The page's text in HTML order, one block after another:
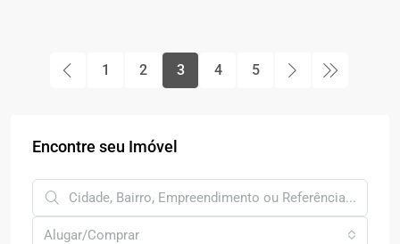
1 2 3 4 5
Encontre seu Imóvel
Alugar/Comprar